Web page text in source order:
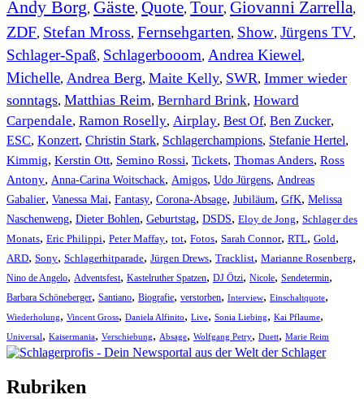
Andy Borg, Gäste, Quote, Tour, Giovanni Zarrella,
ZDF, Stefan Mross, Fernsehgarten, Show, Jürgens TV,
Schlager-Spaß, Schlagerbooom, Andrea Kiewel,
Michelle, Andrea Berg, Maite Kelly, SWR, Immer wieder
sonntags, Matthias Reim, Bernhard Brink, Howard
Carpendale, Ramon Roselly, Airplay, Best Of, Ben Zucker,
ESC, Konzert, Christin Stark, Schlagerchampions, Stefanie Hertel,
Kimmig, Kerstin Ott, Semino Rossi, Tickets, Thomas Anders, Ross
Antony, Anna-Carina Woitschack, Amigos, Udo Jürgens, Andreas
Gabalier, Vanessa Mai, Fantasy, Corona-Absage, Jubiläum, GfK, Melissa
Naschenweng, Dieter Bohlen, Geburtstag, DSDS, Eloy de Jong, Schlager des
Monats, Eric Philippi, Peter Maffay, tot, Fotos, Sarah Connor, RTL, Gold,
ARD, Sony, Schlagerhitparade, Jürgen Drews, Tracklist, Marianne Rosenberg,
Nino de Angelo, Adventsfest, Kastelruther Spatzen, DJ Ötzi, Nicole, Sendetermin,
Barbara Schöneberger, Santiano, Biografie, verstorben, Interview, Einschaltquote,
Wiederholung, Vincent Gross, Daniela Alfinito, Live, Sonia Liebing, Kai Pflaume,
Universal , Kaisermania, Verschiebung, Absage, Wolfgang Petry, Duett, Marie Reim
Rubriken